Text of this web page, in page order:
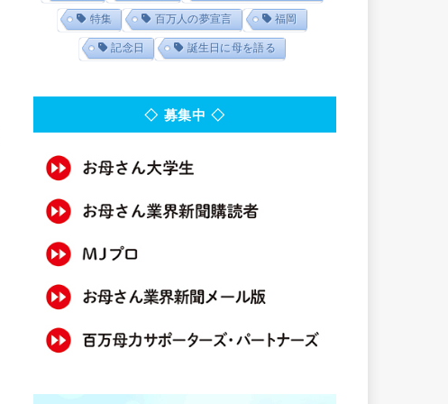
特集 百万人の夢宣言 福岡
記念日 誕生日に母を語る
◇ 募集中 ◇